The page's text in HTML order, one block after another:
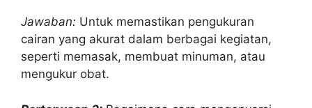
Jawaban: Untuk memastikan pengukuran
cairan yang akurat dalam berbagai kegiatan,
seperti memasak, membuat minuman, atau
mengukur obat.